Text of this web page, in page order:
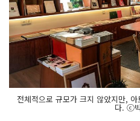
전체적으로 규모가 크지 않았지만,
다. ⓒ